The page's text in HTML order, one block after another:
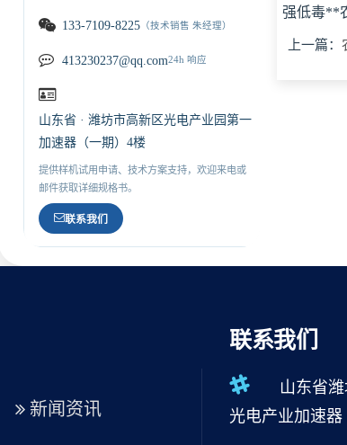
133-7109-8225（技术销售 朱经理）
413230237@qq.com24h 响应
山东省 · 潍坊市高新区光电产业园第一
加速器（一期）4楼
提供样机试用申请、技术方案支持，欢迎来电或
邮件获取详细规格书。
联系我们
强低毒**
上一篇：
新闻资讯
联系我们
山东省
光电产业加速器